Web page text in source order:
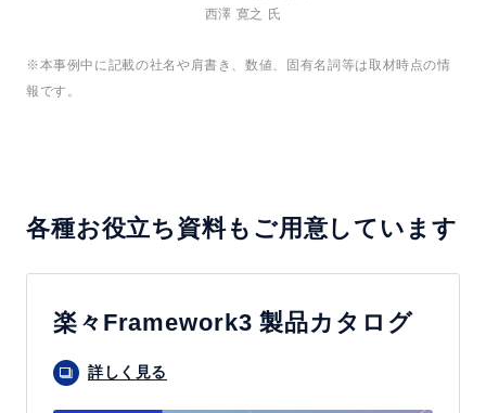
西澤 寛之 氏
※本事例中に記載の社名や肩書き、数値、固有名詞等は取材時点の情
報です。
各種お役立ち資料もご用意しています
楽々Framework3 製品カタログ
詳しく見る